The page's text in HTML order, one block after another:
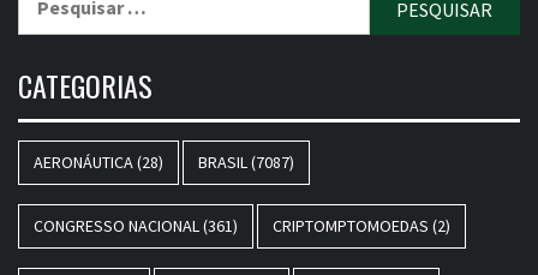
por:
CATEGORIAS
AERONÁUTICA(28) BRASIL(7087)
CONGRESSO NACIONAL(361) CRIPTOMPTOMOEDAS (2)